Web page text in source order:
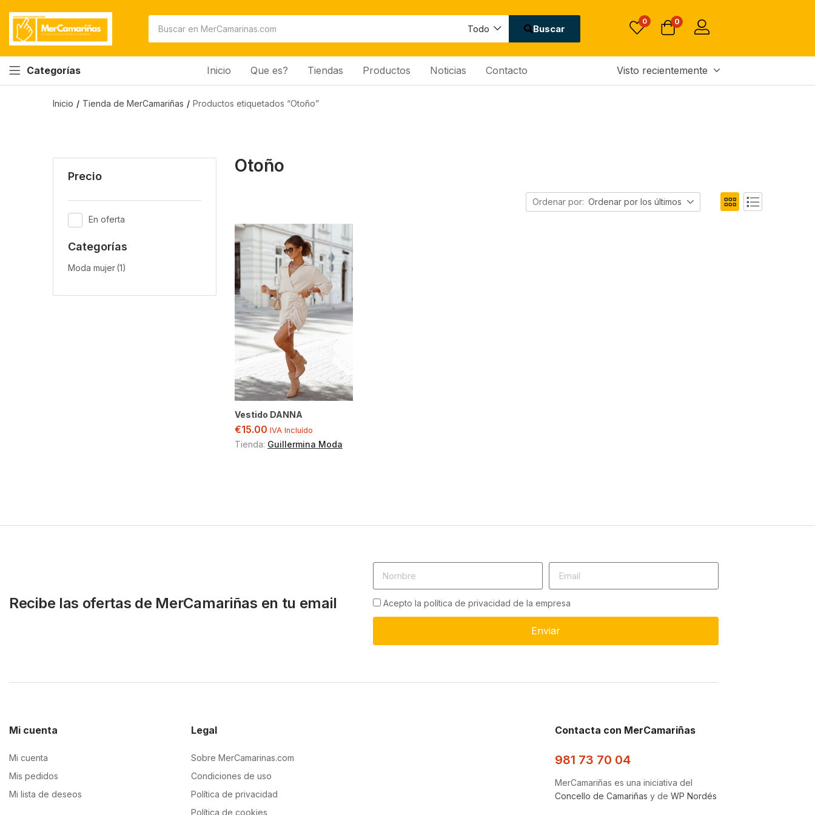
Todo Buscar
0 0
Categorías Inicio Que es? Tiendas Productos Noticias Contacto Visto recientemente
Inicio Tienda de MerCamariñas Productos etiquetados “Otoño”
Precio
En oferta
Categorías
Moda mujer(1)
Otoño
Ordenar por: Ordenar por los últimos
Vestido DANNA
€15.00 IVA Incluído
Tienda: Guillermina Moda
Recibe las ofertas de MerCamariñas en tu email Acepto la política de privacidad de la empresa
Enviar
Mi cuenta
Mi cuenta
Mis pedidos
Mi lista de deseos
Legal
Sobre MerCamarinas.com
Condiciones de uso
Política de privacidad
Política de cookies
Contacta con MerCamariñas
981 73 70 04
MerCamariñas es una iniciativa del
Concello de Camariñas y de WP Nordés